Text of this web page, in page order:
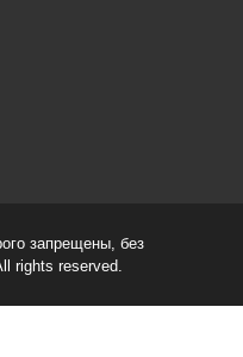
запрещены, без
rights reserved.